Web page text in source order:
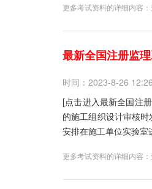
更多考试资料的详细内容：
最新全国注册监
时间：2023-8-26
[点击进入最新全国注
的施工组织设计审核
安排在施工单位实验
更多考试资料的详细内容：